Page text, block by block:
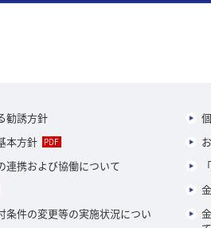
勧誘方針
本方針
連携および協働について
条件の変更等の実施状況につい